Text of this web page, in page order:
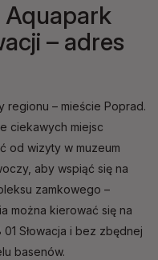
– adres
regionu – mieście Poprad.
ciekawych miejsc
od wizyty w muzeum
aby wspiąć się na
zamkowego –
można kierować się na
Słowacja i bez zbędnej
basenów.